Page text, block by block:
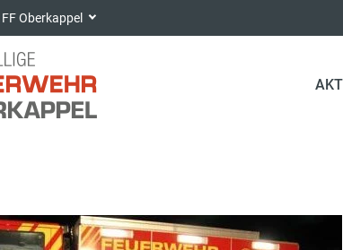
FF Oberkappel